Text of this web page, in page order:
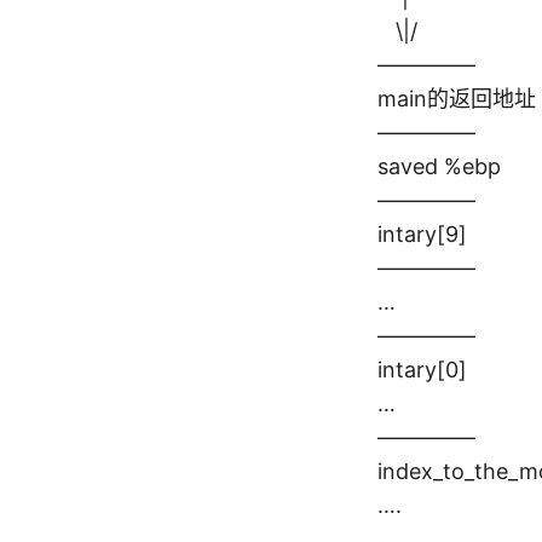
\|/
————–
main的返回地址
————–
saved %ebp
————–
intary[9]
————–
…
————–
intary[0]
…
————–
….